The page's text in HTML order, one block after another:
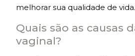
melhorar sua qualidade de vida.
Quais são as causas
vaginal?